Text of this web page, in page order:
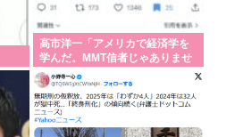
確保している」 31歳の男を現行
白人なんじゃないの？
、「いのちの党」に改名🔥www
党県議の海外旅行費👉5年で3億
高市洋一「アメリカで経済学を
学んだ。MMT信者じゃありませ
ん」